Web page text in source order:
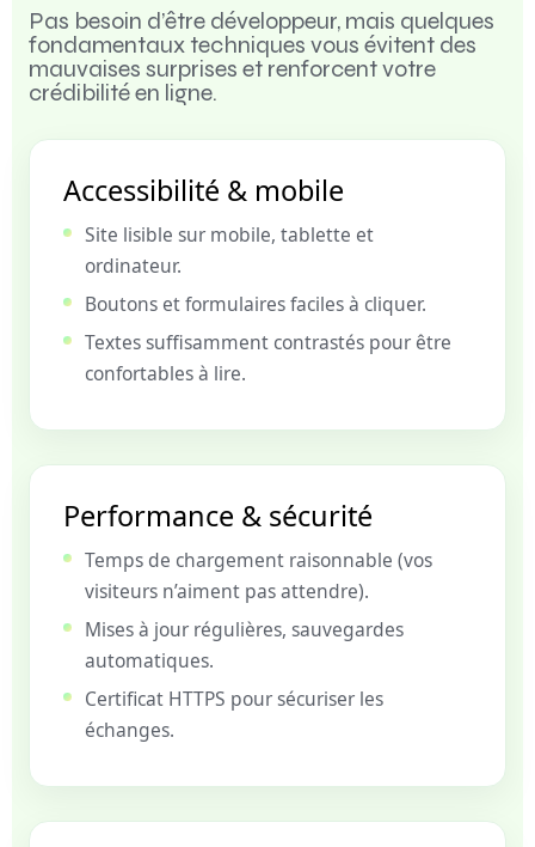
Pas besoin d’être développeur, mais quelques
fondamentaux techniques vous évitent des
mauvaises surprises et renforcent votre
crédibilité en ligne.
Accessibilité & mobile
Site lisible sur mobile, tablette et
ordinateur.
Boutons et formulaires faciles à cliquer.
Textes suffisamment contrastés pour être
confortables à lire.
Performance & sécurité
Temps de chargement raisonnable (vos
visiteurs n’aiment pas attendre).
Mises à jour régulières, sauvegardes
automatiques.
Certificat HTTPS pour sécuriser les
échanges.